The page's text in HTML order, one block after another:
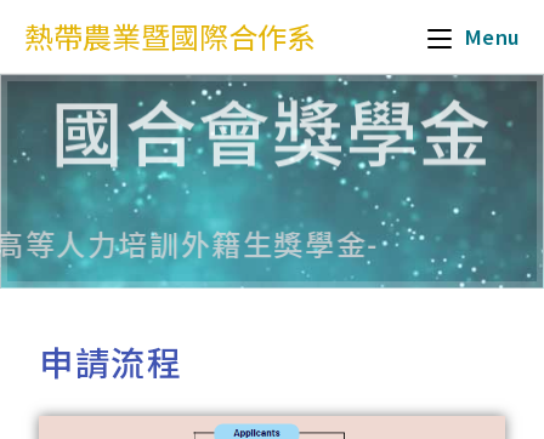
熱帶農業暨國際合作系 Menu
國合會獎學金
-國際高等人力培訓外籍生獎學金-
申請流程